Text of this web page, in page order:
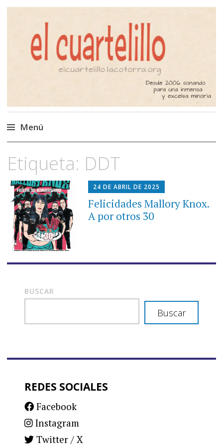
El Cuartelillo
Programa de radio de música
independiente. Podcast
Menú
al
contenido
Etiqueta: DDT
24 DE ABRIL DE 2025
Felicidades Mallory Knox.
A por otros 30
BUSCAR
Buscar
REDES SOCIALES
Facebook
Instagram
Twitter / X